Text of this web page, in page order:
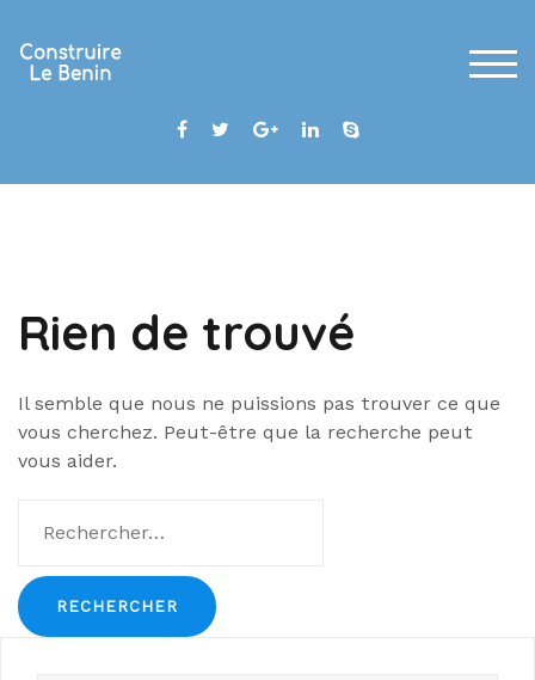
content
Rien de trouvé
Il semble que nous ne puissions pas trouver ce que
vous cherchez. Peut-être que la recherche peut
vous aider.